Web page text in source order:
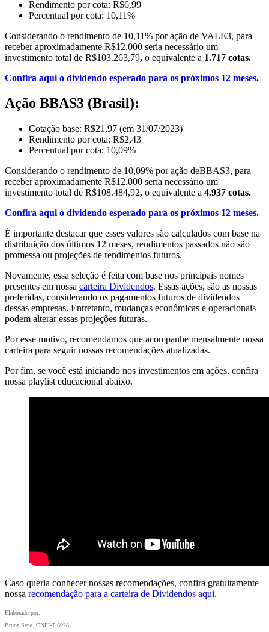
Rendimento por cota: R$6,99
Percentual por cota: 10,11%
Considerando o rendimento de 10,11% por ação de VALE3, para
receber aproximadamente R$12.000 seria necessário um
investimento total de R$103.263,79, o equivalente a 1.717 cotas.
Confira aqui o dividendo esperado para os próximos 12 meses.
Ação BBAS3 (Brasil):
Cotação base: R$21,97 (em 31/07/2023)
Rendimento por cota: R$2,43
Percentual por cota: 10,09%
Considerando o rendimento de 10,09% por ação deBBAS3, para
receber aproximadamente R$12.000 seria necessário um
investimento total de R$108.484,92, o equivalente a 4.937 cotas.
Confira aqui o dividendo esperado para os próximos 12 meses.
É importante destacar que esses valores são calculados com base na
distribuição dos últimos 12 meses, rendimentos passados não são
promessa ou projeções de rendimentos futuros.
Novamente, essa seleção é feita com base nos principais nomes
presentes em nossa carteira Dividendos. Essas ações, são as nossas
preferidas, considerando os pagamentos futuros de dividendos
dessas empresas. Entretanto, mudanças econômicas e operacionais
podem alterar essas projeções futuras.
Por esse motivo, recomendamos que acompanhe mensalmente nossa
carteira para seguir nossas recomendações atualizadas.
Por fim, se você está iniciando nos investimentos em ações, confira
nossa playlist educacional abaixo.
Caso queria conhecer nossas recomendações, confira gratuitamente
nossa recomendação para a carteira de Dividendos aqui.
Elaborado por:
Bruna Sene, CNPI-T 6928